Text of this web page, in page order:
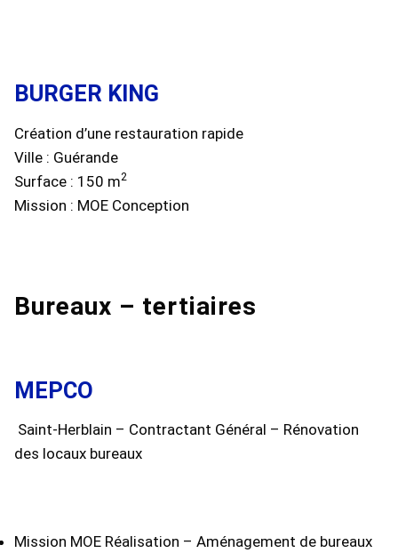
BURGER KING
Création d’une restauration rapide
Ville : Guérande
Surface : 150 m2
Mission : MOE Conception
Bureaux – tertiaires
MEPCO
Saint-Herblain – Contractant Général – Rénovation
des locaux bureaux
Mission MOE Réalisation – Aménagement de bureaux